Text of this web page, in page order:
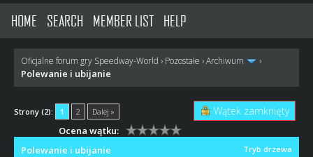
HOME SEARCH MEMBER LIST HELP
Oficjalne forum gry Speedway-World › Pozostałe ›Archiwum ›
Polewanie i ubijanie
Strony (2): 1 2 Dalej » Wątek zamknięty
Ocena wątku:
Tryb drzewa
Polewanie i ubijanie